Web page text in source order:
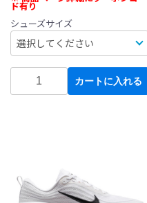
ド有り
シューズサイズ
カートに入れる